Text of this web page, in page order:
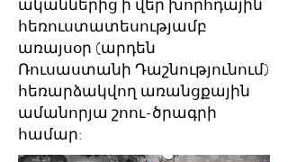
ականներից ի վեր խորհդային
հեռուստատեսությամբ
առայսօր (արդեն
Ռուսաստանի Դաշնությունում)
հեռարձակվող առանցքային
ամանորյա շոու-ծրագրի
համար: